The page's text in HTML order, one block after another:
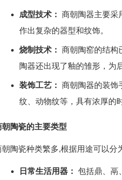
成型技术： 商朝陶器主要采
作出复杂的器型和纹饰。
烧制技术： 商朝陶窑的结构
陶器还出现了釉的雏形，为
装饰工艺： 商朝陶器的装饰
纹、动物纹等，具有浓厚的
朝陶瓷的主要类型
朝陶瓷种类繁多,根据用途可以分
日常生活用器： 包括鼎、鬲